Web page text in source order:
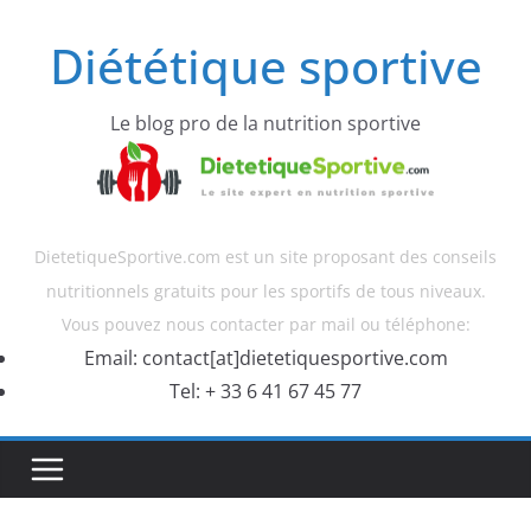
Diététique sportive
Le blog pro de la nutrition sportive
DietetiqueSportive.com est un site proposant des conseils
nutritionnels gratuits pour les sportifs de tous niveaux.
Vous pouvez nous contacter par mail ou téléphone:
Email: contact[at]dietetiquesportive.com
Tel: + 33 6 41 67 45 77